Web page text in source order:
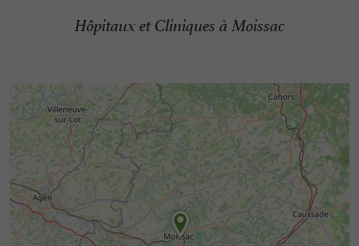
Hôpitaux et Cliniques à Moissac